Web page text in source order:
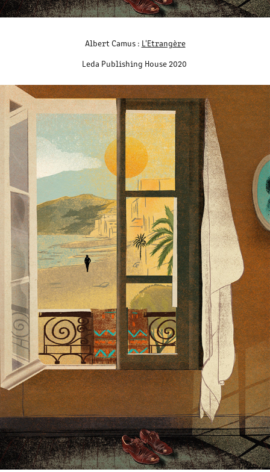
Albert Camus : L'Etrangère
Leda Publishing House 2020